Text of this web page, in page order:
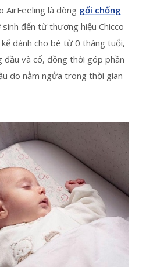
AirFeeling là dòng gối chống
đến từ thương hiệu Chicco
dành cho bé từ 0 tháng tuổi,
đầu và cổ, đồng thời góp phần
do nằm ngửa trong thời gian